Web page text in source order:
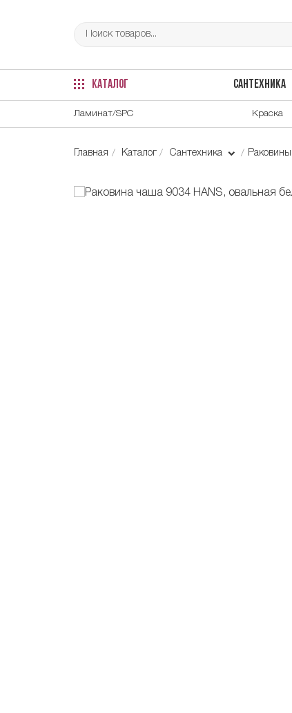
КАТАЛОГ САНТЕХНИКА
Ламинат/SPC Краска
Главная Каталог Сантехника Раковины